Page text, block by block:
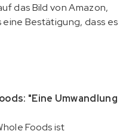
das Bild von Amazon,
Bestätigung, dass es
"Eine Umwandlung
Foods ist